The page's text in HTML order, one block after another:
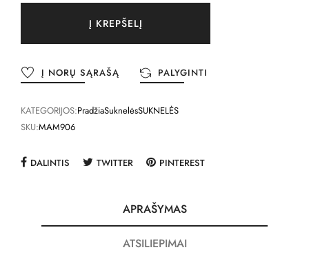
Į KREPŠELĮ
Į NORŲ SĄRAŠĄ PALYGINTI
KATEGORIJOS:PradžiaSuknelėsSUKNELĖS
SKU:MAM906
DALINTIS TWITTER PINTEREST
APRAŠYMAS
ATSILIEPIMAI